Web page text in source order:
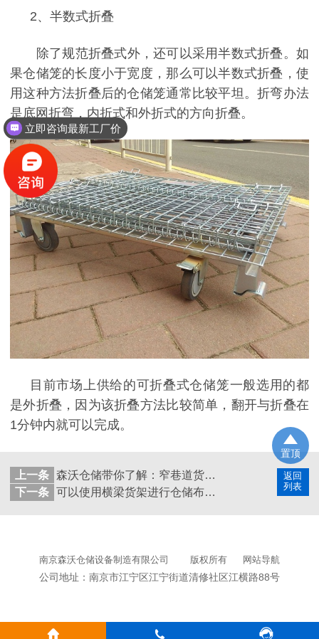
2、 半数式折叠
除了规范折叠式外，还可以采用半数式折叠。如
果仓储笼的长度小于宽度，那么可以半数式折叠，使
用这种方法折叠后的仓储笼通常比较平坦。折弯办法
是底网折弯，内折式和外折式的方向折叠。
目前市场上供给的可折叠式仓储笼一般选用的都
是外折叠，因为该折叠方法比较简单，翻开与折叠在
1分钟内就可以完成。
返回
列表
上一条
森沃仓储带你了解：窄巷道货架的使用原理
下一条
可以使用横梁货架进行仓储布匹布料吗？
置顶
南京森沃仓储设备制造有限公司 版权所有
网站导航
公司地址：南京市江宁区江宁街道清修社区江横路88号
立即咨询最新工厂价